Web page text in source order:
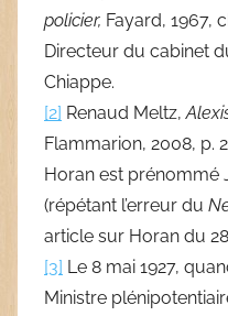
policier, Fayard, 1967,
Directeur du cabinet
Chiappe.
[2] Renaud Meltz,
Flammarion, 2008, p.
Horan est prénommé
(répétant l’erreur du
article sur Horan du
[3] Le 8 mai 1927,
Ministre